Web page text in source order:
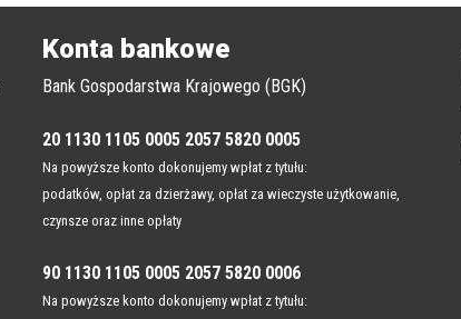
Konta bankowe
Bank Gospodarstwa Krajowego (BGK)
20 1130 1105 0005 2057 5820 0005
Na powyższe konto dokonujemy wpłat z tytułu:
podatków, opłat za dzierżawy, opłat za wieczyste użytkowanie,
czynsze oraz inne opłaty
90 1130 1105 0005 2057 5820 0006
Na powyższe konto dokonujemy wpłat z tytułu: